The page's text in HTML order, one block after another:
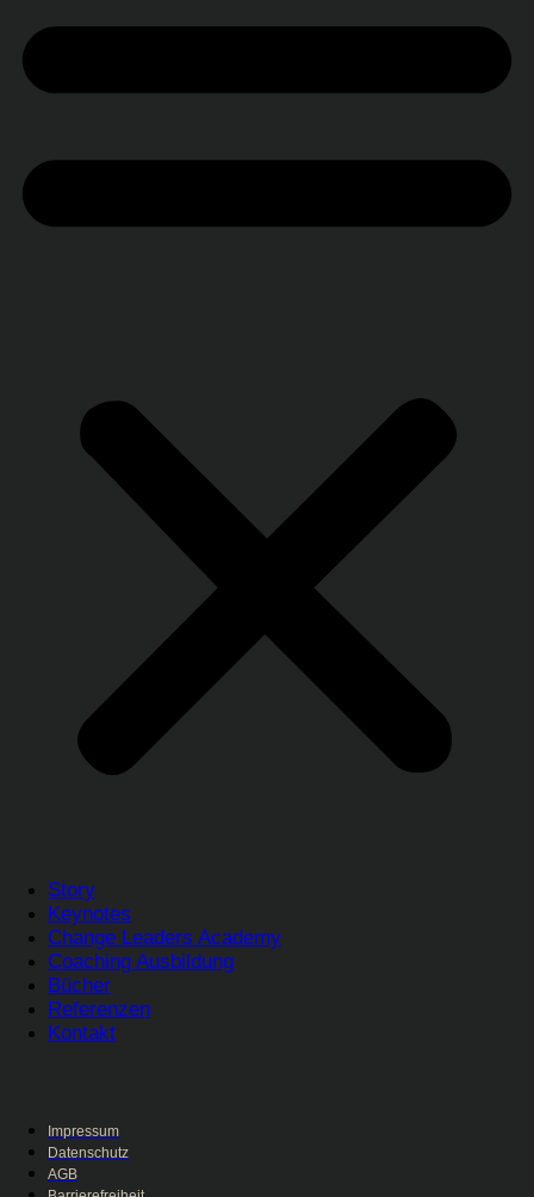
Story
Keynotes
Change Leaders Academy
Coaching Ausbildung
Bücher
Referenzen
Kontakt
Impressum
Datenschutz
AGB